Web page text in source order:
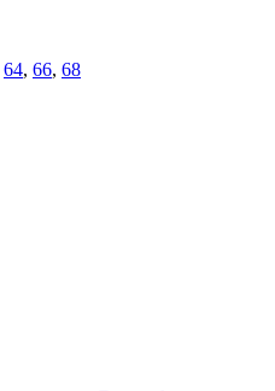
64, 66, 68